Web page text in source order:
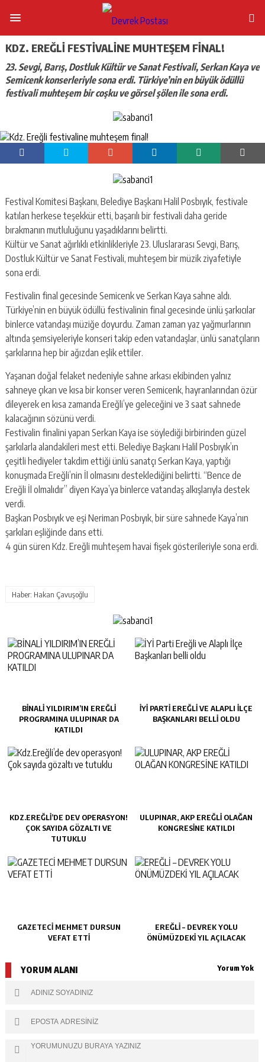
KDZ. EREĞLI FESTIVALINE MUHTEŞEM FINAL!
23. Sevgi, Barış, Dostluk Kültür ve Sanat Festivali, Serkan Kaya ve
Semicenk konserleriyle sona erdi. Türkiye’nin en büyük ödüllü
festivali muhteşem bir coşku ve görsel şölen ile sona erdi.
Festival Komitesi Başkanı, Belediye Başkanı Halil Posbıyık, festivale
katılan herkese teşekkür etti, başarılı bir festivali daha geride
bırakmanın mutluluğunu yaşadıklarını belirtti.
Kültür ve Sanat ağırlıklı etkinlikleriyle 23. Uluslararası Sevgi, Barış,
Dostluk Kültür ve Sanat Festivali, muhteşem bir müzik ziyafetiyle
sona erdi.
Festivalin final gecesinde Semicenk ve Serkan Kaya sahne aldı.
Türkiye’nin en büyük ödüllü festivalinin final gecesinde ünlü şarkıcılar
binlerce vatandaşı müziğe doyurdu. Zaman zaman yaz yağmurlarının
altında şemsiyeleriyle konseri takip eden vatandaşlar, ünlü sanatçıların
şarkılarına hep bir ağızdan eşlik ettiler.
Yaşanan doğal felaket nedeniyle sahne arkası ekibinden yalnız
sahneye çıkan ve kısa bir konser veren Semicenk, hayranlarından özür
dileyerek en kısa zamanda Ereğli’ye geleceğini ve 3 saat sahnede
kalacağının sözünü verdi.
Festivalin finalini yapan Serkan Kaya ise söylediği birbirinden güzel
şarkılarla alandakileri mest etti. Belediye Başkanı Halil Posbıyık’ın
çeşitli hediyeler takdim ettiği ünlü sanatçı Serkan Kaya, yaptığı
konuşmada Ereğli’nin İl olmasını desteklediğini belirtti. “Bence de
Ereğli İl olmalıdır” diyen Kaya’ya binlerce vatandaş alkışlarıyla destek
verdi.
Başkan Posbıyık ve eşi Neriman Posbıyık, bir süre sahnede Kaya’nın
şarkıları eşliğinde dans etti.
4 gün süren Kdz. Ereğli muhteşem havai fişek gösterileriyle sona erdi.
Haber: Hakan Çavuşoğlu
BİNALİ YILDIRIM’IN EREĞLİ
PROGRAMINA ULUPINAR DA
KATILDI
İYİ PARTI EREĞLI VE ALAPLI İLÇE
BAŞKANLARI BELLI OLDU
KDZ.EREĞLI’DE DEV OPERASYON!
ÇOK SAYIDA GÖZALTI VE
TUTUKLU
ULUPINAR, AKP EREĞLİ OLAĞAN
KONGRESİNE KATILDI
GAZETECİ MEHMET DURSUN
VEFAT ETTİ
EREĞLİ – DEVREK YOLU
ÖNÜMÜZDEKİ YIL AÇILACAK
YORUM ALANI Yorum Yok